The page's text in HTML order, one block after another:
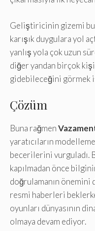
Geliştiricinin gizemi bu
karışık duygulara yol
yanlış yola çok uzun
diğer yandan birçok
gidebileceğini görmek
Çözüm
Buna rağmen
yaratıcıların
becerilerini vurguladı.
kapılmadan önce
doğrulamanın önemini
resmi haberleri
oyunları dünyasının
olmaya devam ediyor.